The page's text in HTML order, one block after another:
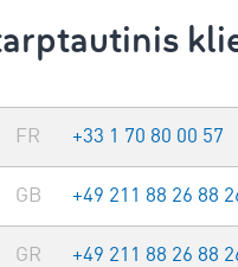
FR +33 1 70 80 00 57
GB +49 211 88 26 88
GR +49 211 88 26 88